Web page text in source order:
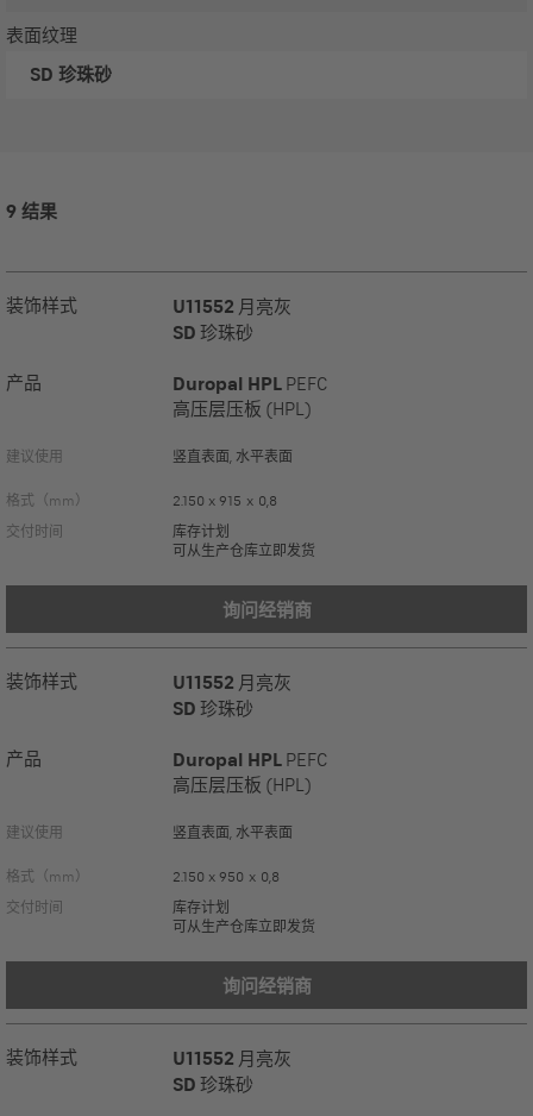
表面纹理
SD 珍珠砂
9 结果
装饰样式 U11552 月亮灰
SD 珍珠砂
产品 Duropal HPL PEFC
高压层压板 (HPL)
建议使用 竖直表面, 水平表面
格式（mm）
2.150 x 915 x 0,8
交付时间
库存计划
可从生产仓库立即发货
询问经销商
装饰样式 U11552 月亮灰
SD 珍珠砂
产品 Duropal HPL PEFC
高压层压板 (HPL)
建议使用 竖直表面, 水平表面
格式（mm）
2.150 x 950 x 0,8
交付时间
库存计划
可从生产仓库立即发货
询问经销商
装饰样式 U11552 月亮灰
SD 珍珠砂